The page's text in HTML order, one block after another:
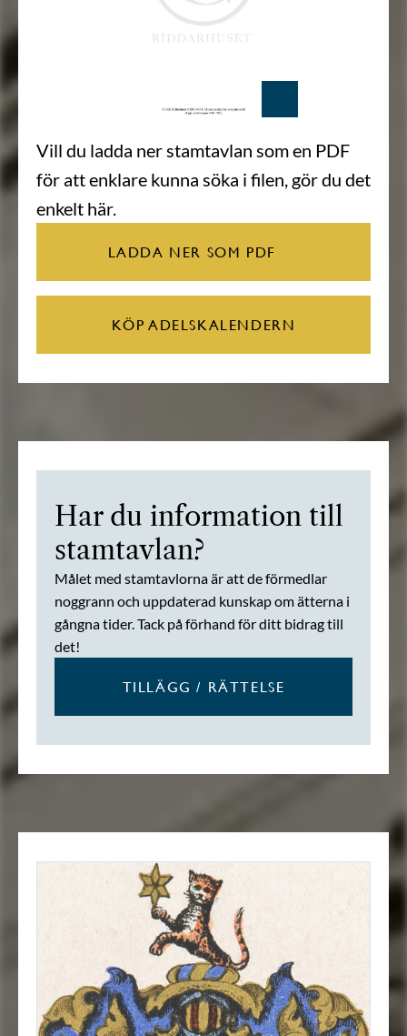
Vill du ladda ner stamtavlan som en PDF
för att enklare kunna söka i filen, gör du det
enkelt här.
LADDA NER SOM PDF
KÖP ADELSKALENDERN
Har du information till
stamtavlan?
Målet med stamtavlorna är att de förmedlar
noggrann och uppdaterad kunskap om ätterna i
gångna tider. Tack på förhand för ditt bidrag till
det!
TILLÄGG / RÄTTELSE